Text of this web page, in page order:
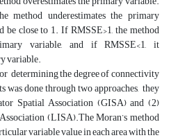
method underestimates the primary
close to 1. If RMSSE>1, the method
variable, and if RMSSE<1, it
variable.
determining the degree of connectivity
was done through two approaches, they
Spatial Association (GISA) and (2)
(LISA).The Moran’s method
variable value in each area with the